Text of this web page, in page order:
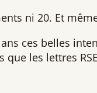
ni 20. Et
ces belles
les lettres